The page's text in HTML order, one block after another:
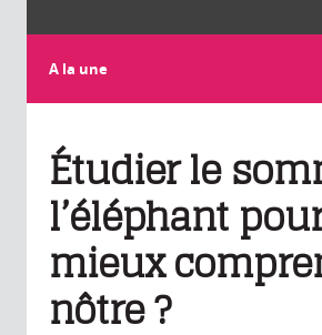
A la une
Étudier le
l’éléphant
mieux
nôtre ?